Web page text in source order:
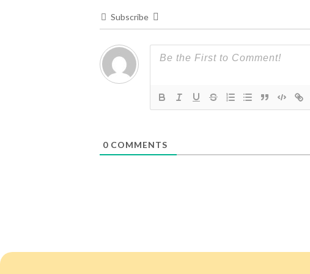
Subscribe
0COMMENTS